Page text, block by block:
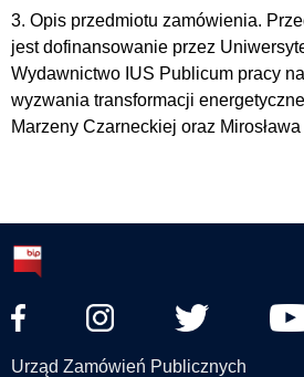
3. Opis przedmiotu zamówienia.
jest dofinansowanie przez
Wydawnictwo IUS Publicum pracy
wyzwania transformacji
Marzeny Czarneckiej oraz Mirosława
Urząd Zamówień Publicznych